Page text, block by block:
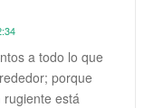
a todo lo que
porque
rugiente está